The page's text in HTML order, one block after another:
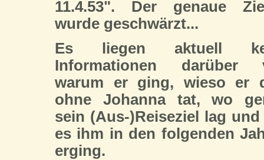
11.4.53". Der genaue
wurde geschwärzt...
Es liegen aktuell
Informationen darüber
warum er ging, wieso er
ohne Johanna tat, wo
sein (Aus-)Reiseziel lag und
es ihm in den folgenden
erging.